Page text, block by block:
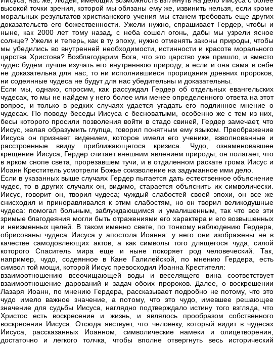
высокой точки зрения, которой мы обязаны ему же, извинить нельзя, если кроме
моральных результатов христианского учения мы станем требовать еще других
доказательств его божественности. Ужели нужно, спрашивает Гердер, чтобы и
ныне, как 2000 лет тому назад, с неба сошел огонь, дабы мы узрели ясное
солнце? Ужели и теперь, как в ту эпоху, нужно отменять законы природы, чтобы
мы убедились во внутренней необходимости, истинности и красоте морального
царства Христова? Возблагодарим Бога, что это царство уже пришло, и вместо
чудес будем лучше изучать его внутреннюю природу, а если и она сама в себе
не доказательна для нас, то ни исполнившиеся прорицания древних пророков,
ни содеянные чудеса не будут для нас убедительны и доказательны.
Если мы, однако, спросим, как рассуждал Гердер об отдельных евангельских
чудесах, то мы не найдем у него более или менее определенного ответа на этот
вопрос, и только в редких случаях удается угадать его подлинное мнение о
чудесах. По поводу беседы Иисуса с бесноватыми, особенно же с тем из них,
бесы которого просили позволения войти в стадо свиней, Гердер замечает, что
Иисус, желая образумить глупца, говорил понятным ему языком. Преображение
Иисуса он признает видением, которое имели его ученики, взволнованные и
расстроенные ввиду приближающегося кризиса. Чудо, ознаменовавшее
крещение Иисуса, Гердер считает внешним явлением природы; он полагает, что
в ярком снопе света, прорезавшем тучи, и в отдаленном раскате грома Иисус и
Иоанн Креститель усмотрели Божье соизволение на задуманное ими дело.
Если в указанных выше случаях Гердер пытается дать естественное объяснение
чудес, то в других случаях он, видимо, старается объяснить их символически.
Иисус, говорит он, творил чудеса; чуждый слабостей своей эпохи, он все же
снисходил и приноравливался к этим слабостям, но он творил великодушные
чудеса: помогал больным, заблуждающимся и умалишенным, так что все эти
зримые благодеяния могли быть отражениями его характера и его возвышенных
и неизменных целей. В таком именно свете, по тонкому наблюдению Гердера,
обрисованы чудеса Иисуса у апостола Иоанна: у него они изображены не в
качестве самодовлеющих актов, а как символы того длящегося чуда, силой
которого Спаситель мира еще и ныне покоряет род человеческий. Так,
например, чудо, содеянное в Кане Галилейской, по мнению Гердера, есть
символ той мощи, которой Иисус превосходил Иоанна Крестителя:
взаимоотношению всеочищающей воды и веселящего вина соответствует
взаимоотношение дарований и задач обоих пророков. Далее, о воскрешении
Лазаря Иоанн, по мнению Гердера, рассказывает подробно не потому, что это
чудо имело важное значение, а потому, что это чудо, имевшее решающее
значение для судьбы Иисуса, наглядно подтверждало истину того взгляда, что
Христос есть воскресение и жизнь, и являлось прообразом собственного
воскресения Иисуса. Отсюда явствует, что человеку, который видит в чудесах
Иисуса, рассказанных Иоанном, символические намеки и олицетворения,
достаточно и легкого толчка, чтобы вполне отвергнуть весь исторический